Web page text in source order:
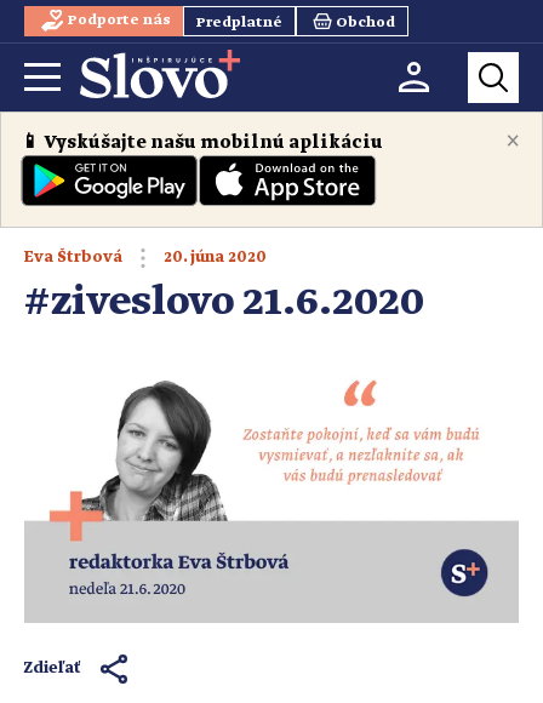
Podporte nás Predplatné Obchod
×
📱 Vyskúšajte našu mobilnú aplikáciu
Eva Štrbová 20. júna 2020
#ziveslovo 21.6.2020
Zdieľať